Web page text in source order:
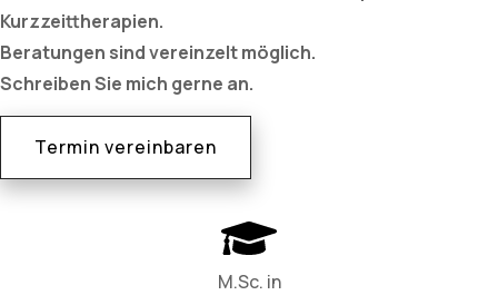
Kurzzeittherapien.
Beratungen sind vereinzelt möglich.
Schreiben Sie mich gerne an.
Termin vereinbaren
M.Sc. in